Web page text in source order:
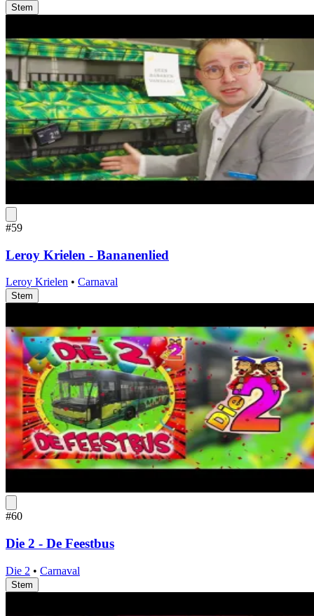
Stem
#59
Leroy Krielen - Bananenlied
Leroy Krielen • Carnaval
Stem
#60
Die 2 - De Feestbus
Die 2 • Carnaval
Stem